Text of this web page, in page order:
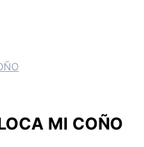
MI COÑO